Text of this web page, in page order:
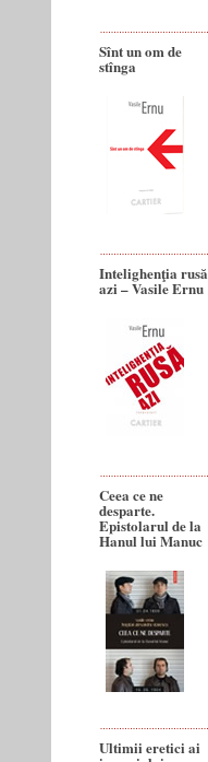
Sînt un om de
stînga
Intelighenţia rusă
azi – Vasile Ernu
Ceea ce ne
desparte.
Epistolarul de la
Hanul lui Manuc
Ultimii eretici ai